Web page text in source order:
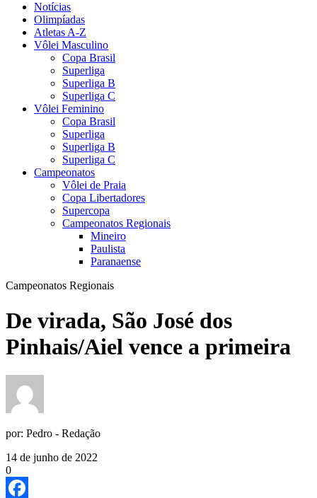
Notícias
Olimpíadas
Atletas A-Z
Vôlei Masculino
Copa Brasil
Superliga
Superliga B
Superliga C
Vôlei Feminino
Copa Brasil
Superliga
Superliga B
Superliga C
Campeonatos
Vôlei de Praia
Copa Libertadores
Supercopa
Campeonatos Regionais
Mineiro
Paulista
Paranaense
Campeonatos Regionais
De virada, São José dos
Pinhais/Aiel vence a primeira
por: Pedro - Redação
14 de junho de 2022
0